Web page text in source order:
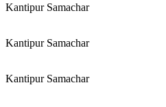
Kantipur Samachar
Kantipur Samachar
Kantipur Samachar